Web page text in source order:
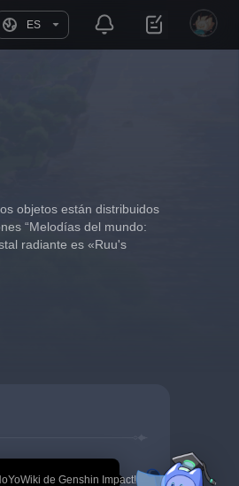
ES
de Genshin Impact!
objetos están distribuidos
“Melodías del mundo:
radiante es «Ruu's